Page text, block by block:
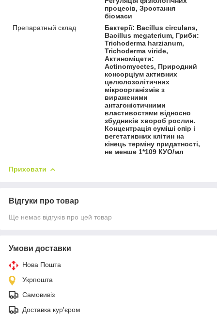
процесів, Зростання
біомаси
Препаратный склад
Бактерії: Bacillus circulans,
Bacillus megaterium, Гриби:
Trichoderma harzianum,
Trichoderma viride,
Актиноміцети:
Actinomycetes, Природний
консорціум активних
целюлозолітичних
мікроорганізмів з
вираженими
антагоністичними
властивостями відносно
збудників хвороб рослин.
Концентрація суміші спір і
вегетативних клітин на
кінець терміну придатності,
не менше 1*109 КУО/мл
Приховати
Відгуки про товар
Ще немає відгуків про цей товар
Умови доставки
Нова Пошта
Укрпошта
Самовивіз
Доставка кур'єром